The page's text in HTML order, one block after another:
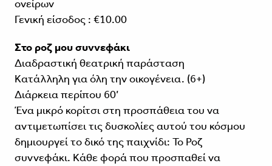
ονείρων
Γενική είσοδος : €10.00
Στο ροζ μου συννεφάκι
Διαδραστική θεατρική παράσταση
Κατάλληλη για όλη την οικογένεια. (6+)
Διάρκεια περίπου 60’
Ένα μικρό κορίτσι στη προσπάθεια του να
αντιμετωπίσει τις δυσκολίες αυτού του κόσμου
δημιουργεί το δικό της παιχνίδι: Το Ροζ
συννεφάκι. Κάθε φορά που προσπαθεί να